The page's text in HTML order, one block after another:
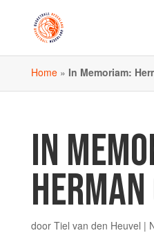
Home» In Memoriam:
IN
HERMAN
door Tiel van den Heuvel |